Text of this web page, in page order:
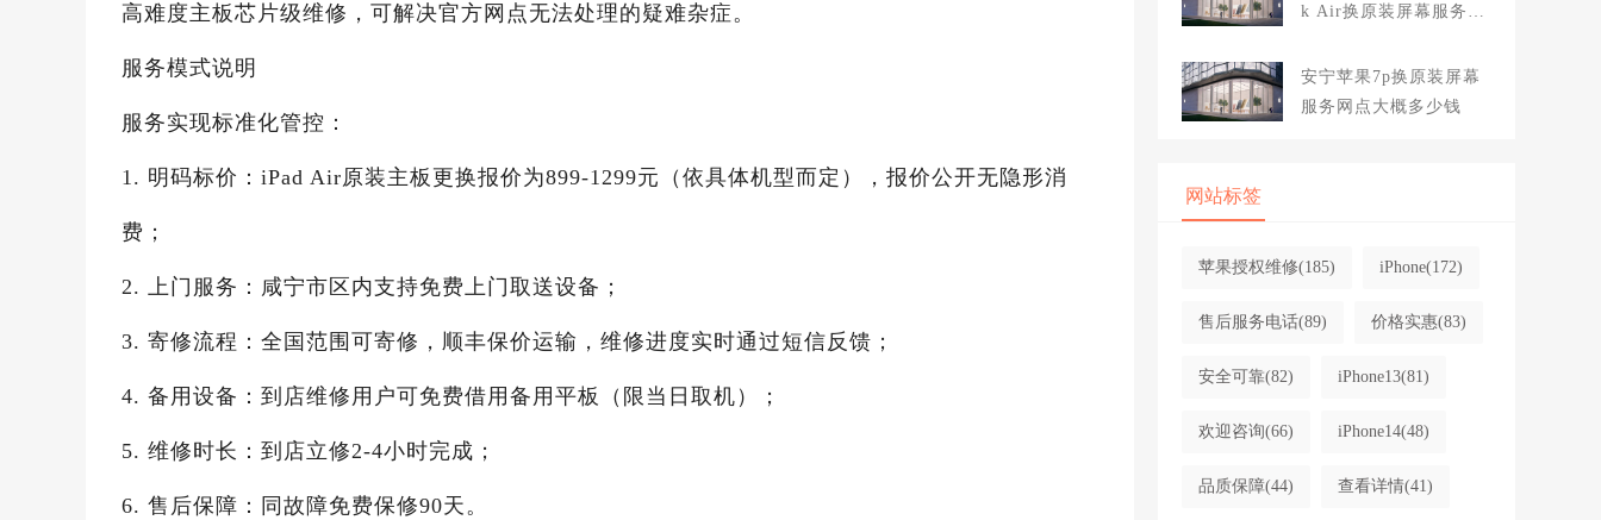
高难度主板芯片级维修，可解决官方网点无法处理的疑难杂症。
服务模式说明
服务实现标准化管控：
1. 明码标价：iPad Air原装主板更换报价为899-1299元（依具体机型而定），报价公开无隐形消
费；
2. 上门服务：咸宁市区内支持免费上门取送设备；
3. 寄修流程：全国范围可寄修，顺丰保价运输，维修进度实时通过短信反馈；
4. 备用设备：到店维修用户可免费借用备用平板（限当日取机）；
5. 维修时长：到店立修2-4小时完成；
6. 售后保障：同故障免费保修90天。
k Air换原装屏幕服务网
安宁苹果7p换原装屏幕
服务网点大概多少钱
网站标签
苹果授权维修(185) iPhone(172)
售后服务电话(89) 价格实惠(83)
安全可靠(82) iPhone13(81)
欢迎咨询(66) iPhone14(48)
品质保障(44) 查看详情(41)